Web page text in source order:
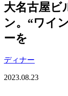
大名古屋ビ
ン。“ワイ
ーを
ディナー
2023.08.23